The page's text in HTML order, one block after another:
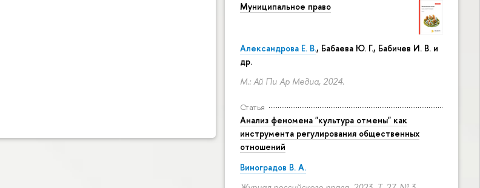
Муниципальное право
Александрова Е. В., Бабаева Ю. Г., Бабичев И. В. и
др.
М.: Ай Пи Ар Медиа, 2024.
Статья
Анализ феномена "культура отмены" как
инструмента регулирования общественных
отношений
Виноградов В. А.